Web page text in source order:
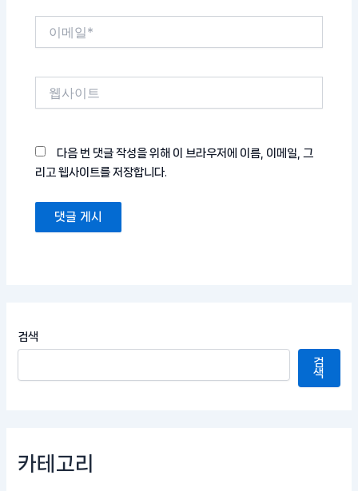
다음 번 댓글 작성을 위해 이 브라우저에 이름, 이메일, 그
리고 웹사이트를 저장합니다.
검색
검
색
카테고리